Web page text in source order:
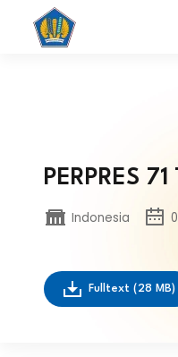
PERPRES
Indonesia
Fulltext (28 MB)